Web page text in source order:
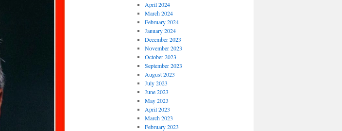
April 2024
March 2024
February 2024
January 2024
December 2023
November 2023
October 2023
September 2023
August 2023
July 2023
June 2023
May 2023
April 2023
March 2023
February 2023